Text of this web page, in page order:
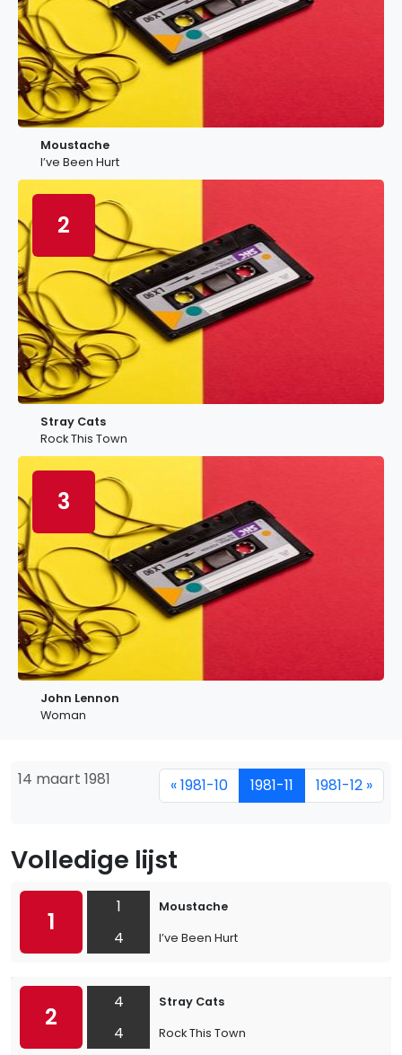
Moustache
I’ve Been Hurt
2
Stray Cats
Rock This Town
3
John Lennon
Woman
14 maart 1981 « 1981-10 1981-11 1981-12 »
Volledige lijst
1
1
4
Moustache
I’ve Been Hurt
2
4
4
Stray Cats
Rock This Town